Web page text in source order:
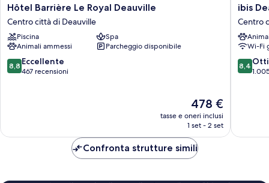
Hôtel
Barrière
Le
Royal
Deauville
Centro
città
Hôtel Barrière Le Royal Deauville
Centro città di Deauville
Piscina
Spa
Animali ammessi
Parcheggio disponibile
8.8
su
8,8 Eccellente
467 recensioni
Il
prezzo
attuale
478 €
478 €
tasse e oneri inclusi
1 set - 2 set
ibis
Centre
Centro
città
di
ibis
Centro
Wi-Fi
8.4
su
8,4
Confronta strutture simili